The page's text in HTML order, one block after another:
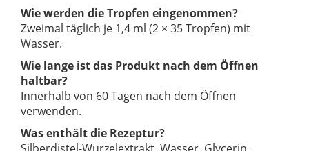
Wie werden die Tropfen eingenommen?
Zweimal täglich je 1,4 ml (2 × 35 Tropfen) mit
Wasser.
Wie lange ist das Produkt nach dem Öffnen
haltbar?
Innerhalb von 60 Tagen nach dem Öffnen
verwenden.
Was enthält die Rezeptur?